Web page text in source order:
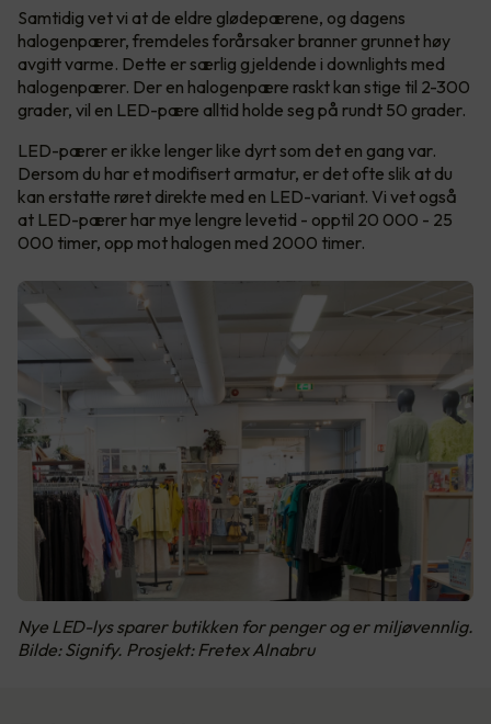
Samtidig vet vi at de eldre glødepærene, og dagens
halogenpærer, fremdeles forårsaker branner grunnet høy
avgitt varme. Dette er særlig gjeldende i downlights med
halogenpærer. Der en halogenpære raskt kan stige til 2-300
grader, vil en LED-pære alltid holde seg på rundt 50 grader.
LED-pærer er ikke lenger like dyrt som det en gang var.
Dersom du har et modifisert armatur, er det ofte slik at du
kan erstatte røret direkte med en LED-variant. Vi vet også
at LED-pærer har mye lengre levetid - opptil 20 000 - 25
000 timer, opp mot halogen med 2000 timer.
Nye LED-lys sparer butikken for penger og er miljøvennlig.
Bilde: Signify. Prosjekt: Fretex Alnabru